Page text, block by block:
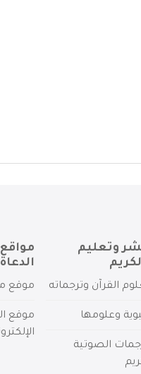
وتعليم
القرآن وترجماته
وعلومها
الصوتية
الدعاة
موقع
موقع